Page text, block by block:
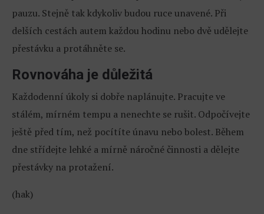
pauzu. Stejně tak kdykoliv budou ruce unavené. Při
delších cestách autem každou hodinu nebo dvě udělejte
přestávku a protáhněte se.
Rovnováha je důležitá
Každodenní úkoly si dobře naplánujte. Pracujte ve
stálém, mírném tempu a nenechte se rušit. Odpočívejte
ještě před tím, než pocítíte únavu nebo bolest. Během
dne střídejte lehké a mírně náročné činnosti a dělejte
přestávky na protažení.
(hak)